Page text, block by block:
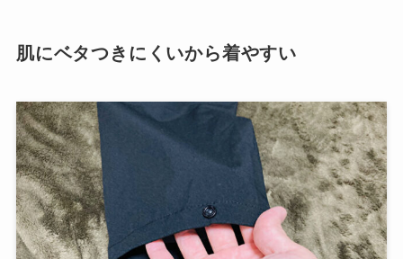
肌にベタつきにくいから着やすい